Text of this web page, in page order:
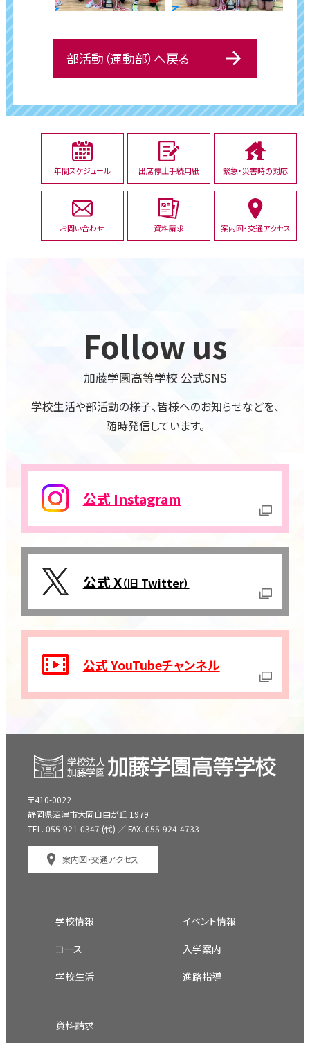
部活動（運動部）へ戻る
年間スケジュール 出席停止手続用紙 緊急・災害時の対応
お問い合わせ 資料請求 案内図・交通アクセス
Follow us
加藤学園高等学校 公式SNS
学校生活や部活動の様子、皆様へのお知らせなどを、
随時発信しています。
公式 Instagram
公式 X（旧 Twitter）
公式 YouTubeチャンネル
〒410-0022
静岡県沼津市大岡自由が丘 1979
TEL. 055-921-0347 (代) ／ FAX. 055-924-4733
案内図・交通アクセス
学校情報
コース
学校生活
イベント情報
入学案内
進路指導
資料請求